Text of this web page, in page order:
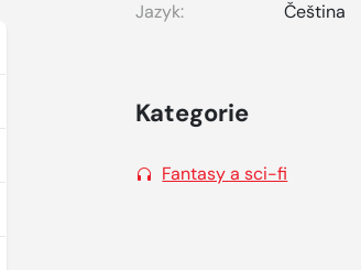
Jazyk:
Čeština
Kategorie
Fantasy a sci-fi